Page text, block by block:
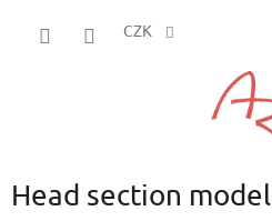
CZK
Head section model